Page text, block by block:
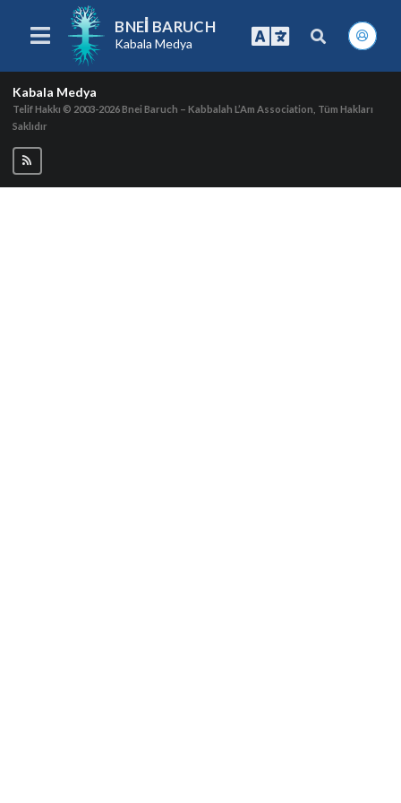
BNEI BARUCH
Kabala Medya
Kabala Medya
Telif Hakkı © 2003-2026Bnei Baruch – Kabbalah L’Am Association, Tüm Hakları
Saklıdır